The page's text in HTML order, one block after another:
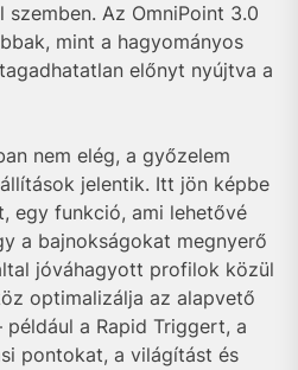
Az OmniPoint 3.0
mint a hagyományos
előnyt nyújtva a
nem elég, a győzelem
jelentik. Itt jön képbe
egy funkció, ami lehetővé
a bajnokságokat megnyerő
jóváhagyott profilok közül
optimalizálja az alapvető
a Rapid Triggert, a
pontokat, a világítást és